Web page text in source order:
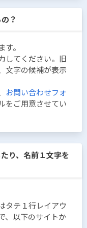
？
。
してください。旧
文字の候補が表示
お問い合わせフォ
をご用意させてい
り、名前１文字を
タテ１行レイアウ
、以下のサイトか